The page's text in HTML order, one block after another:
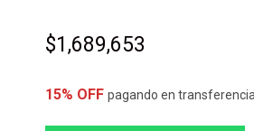
$1,689,653
15% OFF pagando en